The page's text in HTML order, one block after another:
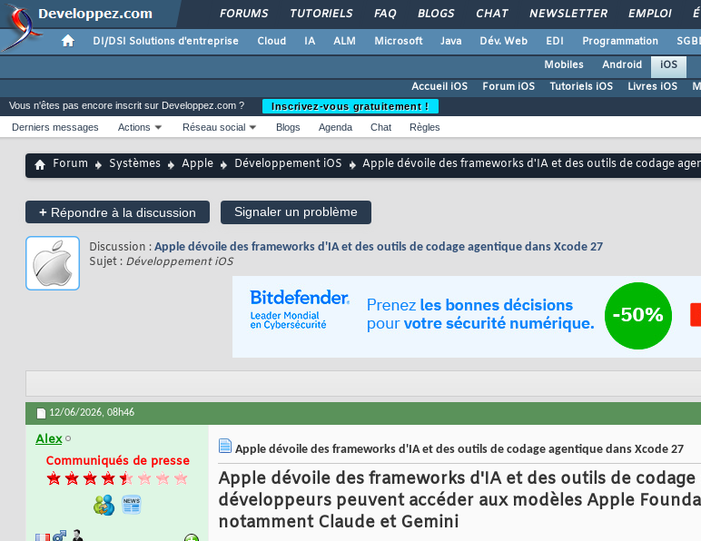
FORUMS TUTORIELS FAQ BLOGS CHAT NEWSLETTER EMPLOI
DI/DSI Solutions d'entreprise Cloud IA ALM Microsoft Java Dév. Web EDI Programmation
Mobiles
Android
iOS
Accueil iOS
Forum iOS Tutoriels iOS Livres iOS
Vous n'êtes pas encore inscrit sur Developpez.com ?
Inscrivez-vous gratuitement !
Derniers messages
Actions Réseau social Blogs Agenda Chat Règles
Forum Systèmes Apple Développement iOS Apple dévoile des frameworks d'IA et des outils de codage
+ Répondre à la discussion Signaler un problème
Discussion : Apple dévoile des frameworks d'IA et des outils de codage agentique dans Xcode 27
Sujet : Développement iOS
12/06/2026, 08h46
Alex
Communiqués de presse
Apple dévoile des frameworks d'IA et des outils de codage agentique dans Xcode 27
Apple dévoile des frameworks d'IA et des outils de
développeurs peuvent accéder aux modèles Apple
notamment Claude et Gemini